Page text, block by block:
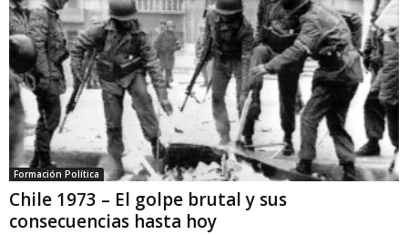
Formación Política
Chile 1973 – El golpe brutal y sus
consecuencias hasta hoy